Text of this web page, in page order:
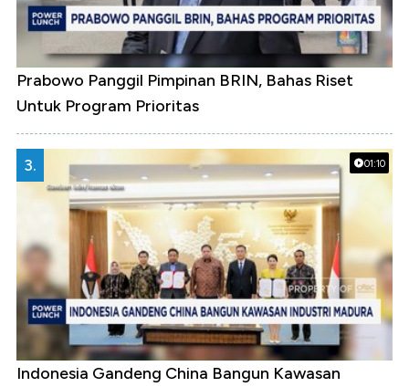
Prabowo Panggil Pimpinan BRIN, Bahas Riset
Untuk Program Prioritas
01:10
3.
Indonesia Gandeng China Bangun Kawasan